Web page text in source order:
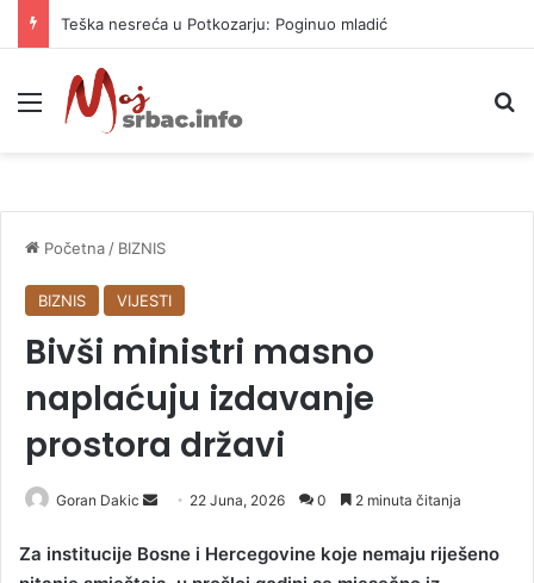
Teška nesreća u Potkozarju: Poginuo mladić
Meni
Početna / BIZNIS
BIZNIS VIJESTI
Bivši ministri masno
naplaćuju izdavanje
prostora državi
Goran Dakic
n
22 Juna, 2026 0 2 minuta čitanja
Za institucije Bosne i Hercegovine koje nemaju riješeno